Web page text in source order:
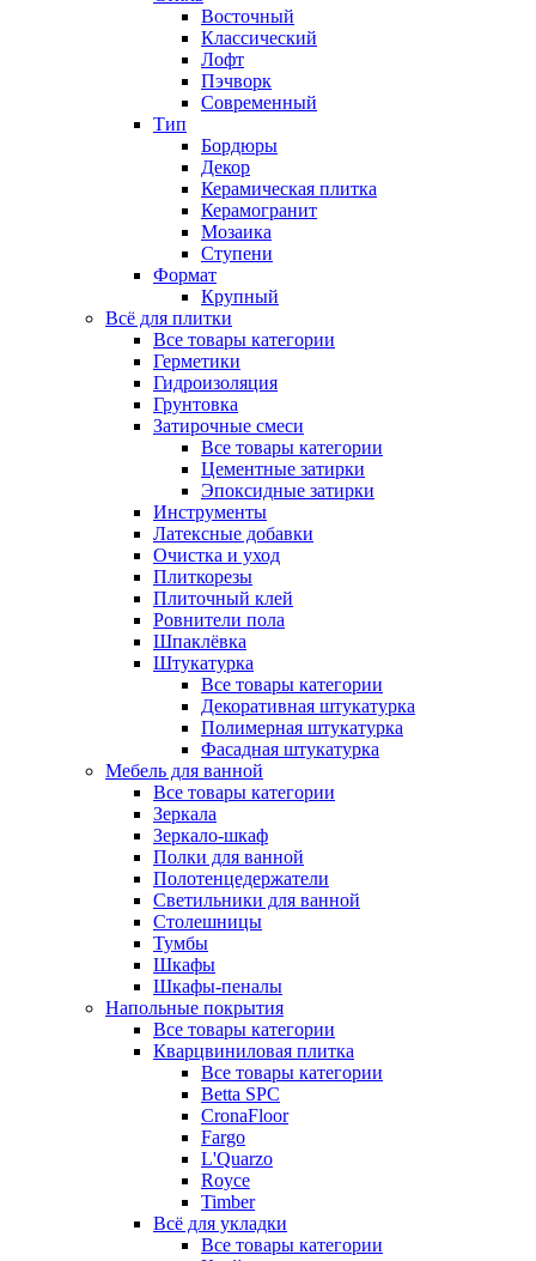
Восточный
Классический
Лофт
Пэчворк
Современный
Тип
Бордюры
Декор
Керамическая плитка
Керамогранит
Мозаика
Ступени
Формат
Крупный
Всё для плитки
Все товары категории
Герметики
Гидроизоляция
Грунтовка
Затирочные смеси
Все товары категории
Цементные затирки
Эпоксидные затирки
Инструменты
Латексные добавки
Очистка и уход
Плиткорезы
Плиточный клей
Ровнители пола
Шпаклёвка
Штукатурка
Все товары категории
Декоративная штукатурка
Полимерная штукатурка
Фасадная штукатурка
Мебель для ванной
Все товары категории
Зеркала
Зеркало-шкаф
Полки для ванной
Полотенцедержатели
Светильники для ванной
Столешницы
Тумбы
Шкафы
Шкафы-пеналы
Напольные покрытия
Все товары категории
Кварцвиниловая плитка
Все товары категории
Betta SPC
CronaFloor
Fargo
L'Quarzo
Royce
Timber
Всё для укладки
Все товары категории